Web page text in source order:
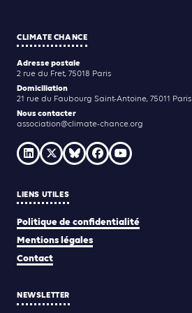
CLIMATE CHANCE
Adresse postale
2 rue du Fret, 75018 Paris
Domiciliation
21 rue du Faubourg Saint-Antoine, 75011 Paris
Nous contacter
association@climate-chance.org
LIENS UTILES
Politique de confidentialité
Mentions légales
Contact
NEWSLETTER